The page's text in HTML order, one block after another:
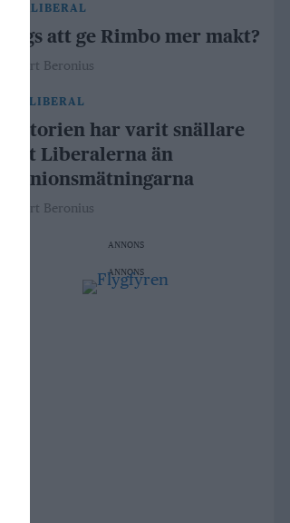
29 julLIBERAL
Dags att ge Rimbo mer makt?
Robert Beronius
LIBERAL
Historien har varit snällare
mot Liberalerna än
opinionsmätningarna
Robert Beronius
ANNONS
ANNONS